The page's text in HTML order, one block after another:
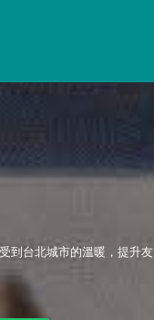
到台北城市的溫暖，提升友